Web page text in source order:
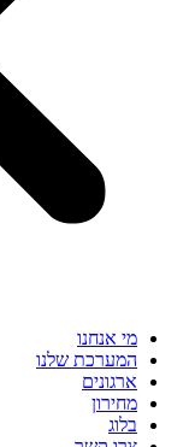
מי אנחנו
המערכת שלנו
ארגונים
מחירון
בלוג